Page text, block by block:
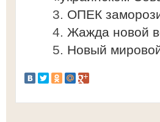
ОПЕК
Жажда новой
Новый